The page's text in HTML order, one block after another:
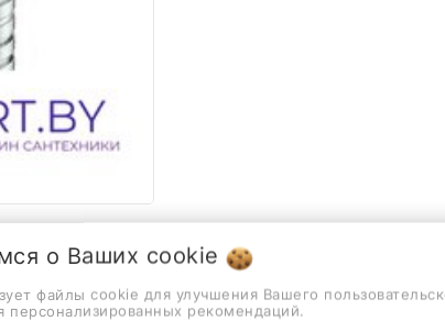
о Ваших cookie
файлы cookie для улучшения Вашего
персонализированных рекомендаций.